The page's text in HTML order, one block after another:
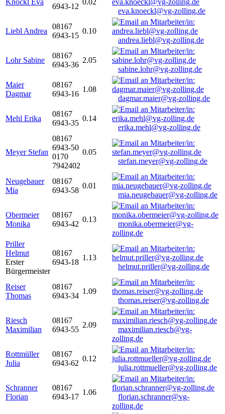
Knöckl Eva
6943-12
0.02
eva.knoeckl@vg-zolling.de
Liebl Andrea
08167
6943-15
0.10
andrea.liebl@vg-zolling.de
Lohr Sabine
08167
6943-36
2.05
sabine.lohr@vg-zolling.de
Maier
Dagmar
08167
6943-16
1.08
dagmar.maier@vg-zolling.de
Mehl Erika
08167
6943-35
0.14
erika.mehl@vg-zolling.de
Meyer Stefan
08167
6943-50
0170
7942402
0.05
stefan.meyer@vg-zolling.de
Neugebauer
Mia
08167
6943-58
0.01
mia.neugebauer@vg-zolling.de
Obermeier
Monika
08167
6943-42
0.13
monika.obermeier@vg-
zolling.de
Priller
Helmut
Erster
Bürgermeister
08167
6943-18
1.13
helmut.priller@vg-zolling.de
Reiser
Thomas
08167
6943-34
1.09
thomas.reiser@vg-zolling.de
Riesch
Maximilian
08167
6943-55
2.09
maximilian.riesch@vg-
zolling.de
Rottmüller
Julia
08167
6943-62
0.12
julia.rottmueller@vg-zolling.de
Schranner
Florian
08167
6943-17
1.06
florian.schranner@vg-
zolling.de